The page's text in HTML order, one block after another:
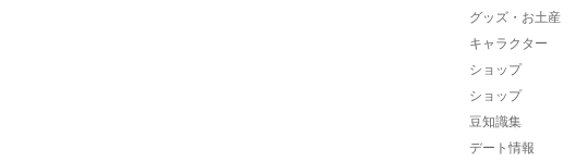
グッズ・お土産
キャラクター
ショップ
ショップ
豆知識集
デート情報